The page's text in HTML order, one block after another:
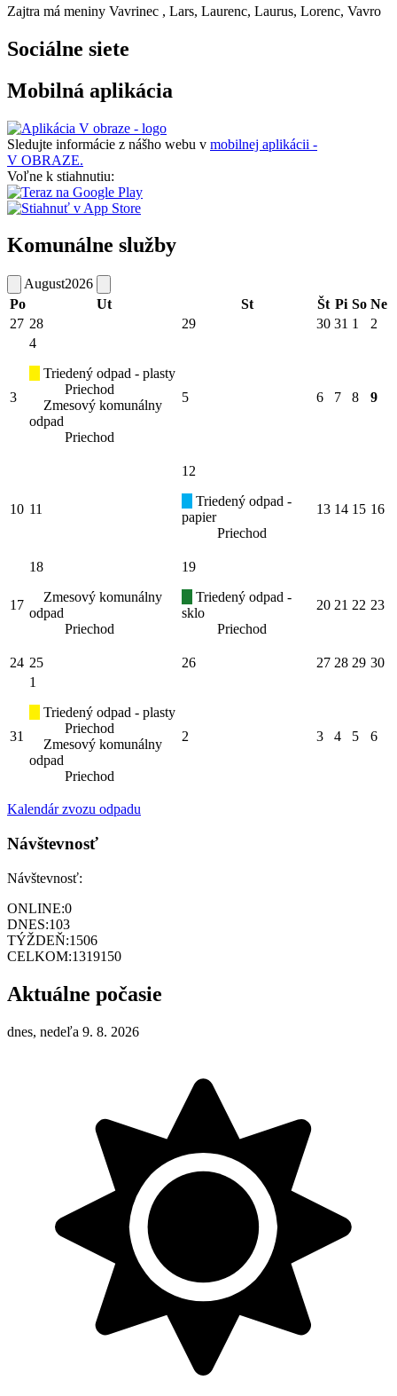
Zajtra má meniny Vavrinec , Lars, Laurenc, Laurus, Lorenc, Vavro
Sociálne siete
Mobilná aplikácia
Sledujte informácie z nášho webu v mobilnej aplikácii -
V OBRAZE.
Voľne k stiahnutiu:
Komunálne služby
August2026
Po
Ut St Št Pi So Ne
27 28 29 30 31 1 2
3
4
Triedený odpad - plasty
Priechod
Zmesový komunálny
odpad
Priechod
5 6 7 8 9
10 11
12
Triedený odpad -
papier
Priechod
13 14 15 16
17
18
Zmesový komunálny
odpad
Priechod
19
Triedený odpad -
sklo
Priechod
20 21 22 23
24 25 26 27 28 29 30
31
1
Triedený odpad - plasty
Priechod
Zmesový komunálny
odpad
Priechod
2 3 4 5 6
Kalendár zvozu odpadu
Návštevnosť
Návštevnosť:
ONLINE:0
DNES:103
TÝŽDEŇ:1506
CELKOM:1319150
Aktuálne počasie
dnes, nedeľa 9. 8. 2026